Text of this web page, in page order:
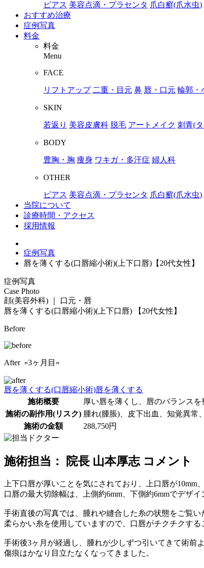
ピアス 美容点滴・プラセンタ 爪白癬(爪水虫)
おすすめ治療
症例写真
料金
料金
Menu
FACE
リフトアップ 二重・目元 鼻 唇・口元 輪郭・
SKIN
若返り 美容皮膚科 脱毛 アートメイク 刺青(
BODY
豊胸・胸 痩身 ワキガ・多汗症 婦人科
OTHER
ピアス 美容点滴・プラセンタ 爪白癬(爪水虫)
当院について
診療時間・アクセス
採用情報
症例写真
唇を薄くする(口唇縮小術)(上下口唇)【20代女性】
症例写真
Case Photo
顔(美容外科) ｜ 口元・唇
唇を薄くする(口唇縮小術)(上下口唇)
【20代女性】
Before
After «3ヶ月目»
唇を薄くする(口唇縮小術)唇を薄くする
施術概要
厚い唇を薄くし、唇のバランスを
施術の副作用(リスク) 腫れ(腫脹)、皮下出血、知覚異常
施術の金額
288,750円
施術担当： 院長 山本厚志 コメント
上下口唇が厚いことを気にされており、上口唇が
口唇の最大切除幅は、上側約6mm、下側約6mmでデザ
手術直後の写真では、腫れや縫合した糸の状態をご覧い
柔らかい糸を使用していますので、口唇がチクチクす
手術後3ヶ月が経過し、腫れが少しずつ引いてきて術前
傷痕はかなり目立たなくなってきました。